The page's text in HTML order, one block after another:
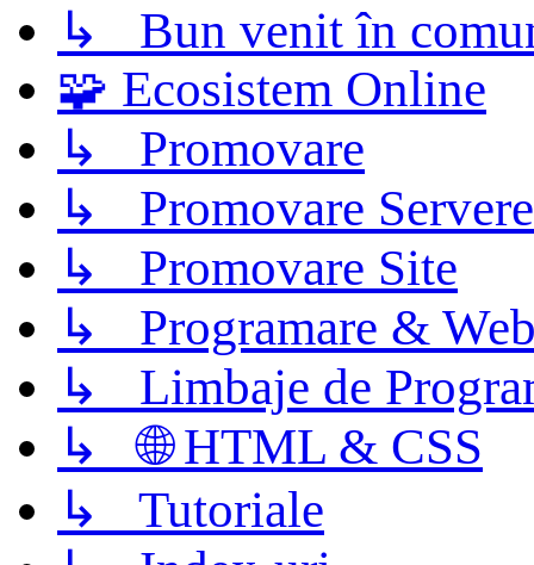
↳ Bun venit în
🧩 Ecosistem Online
↳ Promovare
↳ Promovare Servere
↳ Promovare Site
↳ Programare &
↳ Limbaje de
↳ 🌐 HTML & CSS
↳ Tutoriale